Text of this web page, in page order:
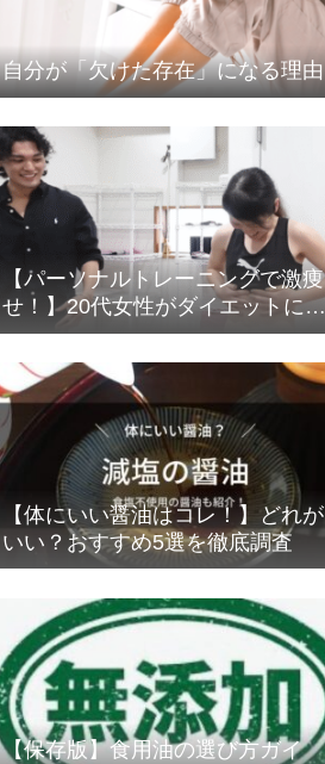
自分が「欠けた存在」になる理由
【パーソナルトレーニングで激痩
せ！】20代女性がダイエットに成
功したビフォーアフターまとめ
【体にいい醤油はコレ！】どれが
いい？おすすめ5選を徹底調査
【保存版】食用油の選び方ガイ